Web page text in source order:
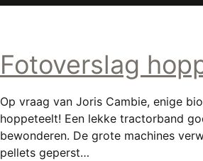
Fotoverslag
Op vraag van Joris Cambie, enige
hoppeteelt! Een lekke tractorband
bewonderen. De grote machines
pellets geperst…